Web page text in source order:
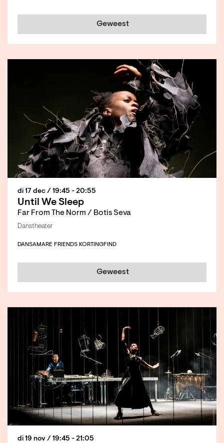
Geweest
Until We Sleep
Far From The Norm / Botis Seva
di 17 dec / 19:45 - 20:55
Danstheater
DANSAMARE FRIENDS KORTINGFIND
Geweest
di 19 nov / 19:45 - 21:05